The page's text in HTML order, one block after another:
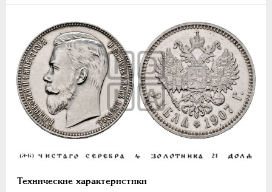
Технические характеристики
ИОАНН АНТОНОВИЧ
ЕЛИЗАВЕТА 1741-1762
ПЕТР III 1762-1762
ЕКАТЕРИНА II 1762-1796
ПАВЕЛ I 1796-1801
АЛЕКСАНДР I
1801-1825
НИКОЛАЙ I 1826-1855
АЛЕКСАНДР II 1855-1881
АЛЕКСАНДР III
1881-1894
НИКОЛАЙ II